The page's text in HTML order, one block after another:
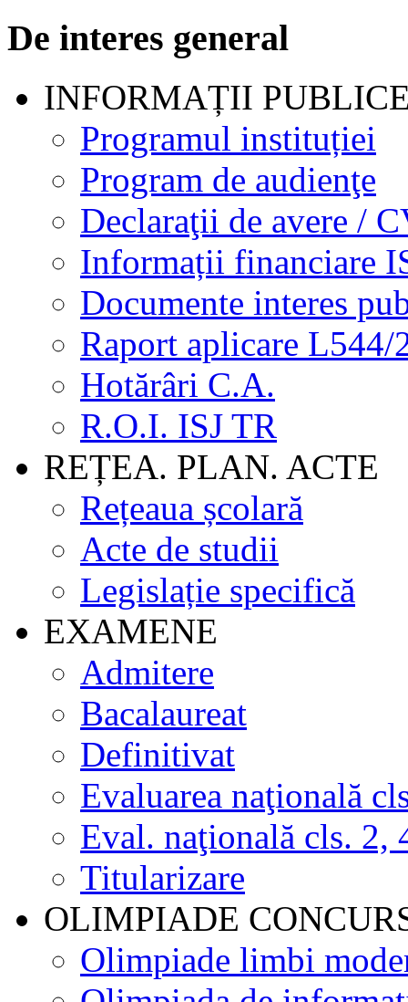
De interes general
INFORMAȚII
Programul instituției
Program de audienţe
Declaraţii de avere /
Informații financiare
Documente interes
Raport aplicare L544/
Hotărâri C.A.
R.O.I. ISJ TR
REȚEA. PLAN. ACTE
Rețeaua școlară
Acte de studii
Legislație specifică
EXAMENE
Admitere
Bacalaureat
Definitivat
Evaluarea naţională
Eval. naţională cls. 2,
Titularizare
OLIMPIADE
Olimpiade limbi